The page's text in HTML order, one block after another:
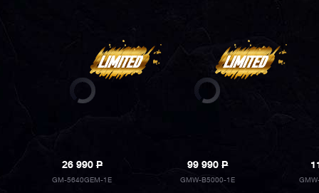
26 990P
GM-5640GEM-1E
99 990P
GMW-B5000-1E